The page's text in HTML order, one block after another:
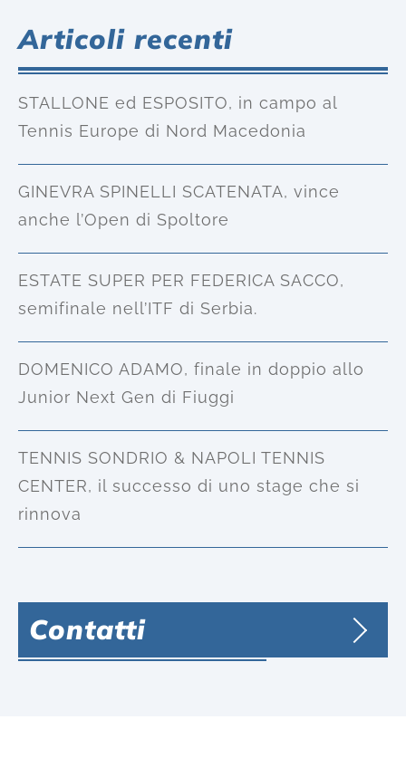
Articoli recenti
STALLONE ed ESPOSITO, in campo al
Tennis Europe di Nord Macedonia
GINEVRA SPINELLI SCATENATA, vince
anche l’Open di Spoltore
ESTATE SUPER PER FEDERICA SACCO,
semifinale nell’ITF di Serbia.
DOMENICO ADAMO, finale in doppio allo
Junior Next Gen di Fiuggi
TENNIS SONDRIO & NAPOLI TENNIS
CENTER, il successo di uno stage che si
rinnova
Contatti